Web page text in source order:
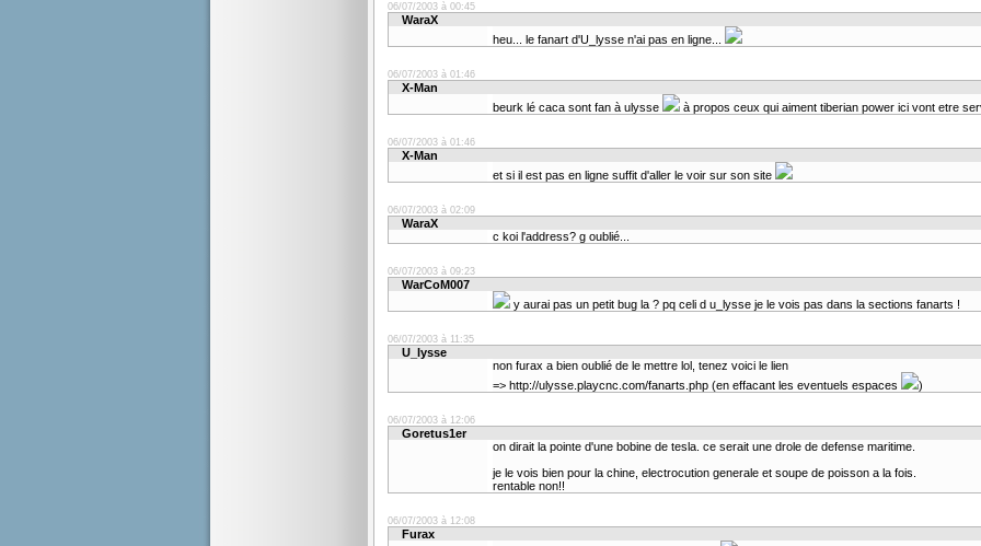
06/07/2003 à 00:45
WaraX
heu... le fanart d'U_lysse n'ai pas en ligne...
06/07/2003 à 01:46
X-Man
beurk lé caca sont fan à ulysse
à propos ceux qui aiment tiberian power ici vont etre
06/07/2003 à 01:46
X-Man
et si il est pas en ligne suffit d'aller le voir sur son site
06/07/2003 à 02:09
WaraX
c koi l'address? g oublié...
06/07/2003 à 09:23
WarCoM007
y aurai pas un petit bug la ? pq celi d u_lysse je le vois pas dans la sections fanarts !
06/07/2003 à 11:35
U_lysse
non furax a bien oublié de le mettre lol, tenez voici le lien
=> http://ulysse.playcnc.com/fanarts.php (en effacant les eventuels espaces
)
06/07/2003 à 12:06
Goretus1er
on dirait la pointe d'une bobine de tesla. ce serait une drole de defense maritime.
je le vois bien pour la chine, electrocution generale et soupe de poisson a la fois.
rentable non!!
06/07/2003 à 12:08
Furax